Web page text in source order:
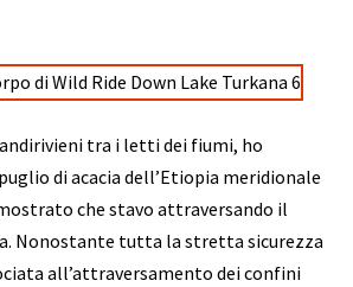
tra i letti dei fiumi, ho
di acacia dell’Etiopia meridionale
che stavo attraversando il
Nonostante tutta la stretta sicurezza
all’attraversamento dei confini